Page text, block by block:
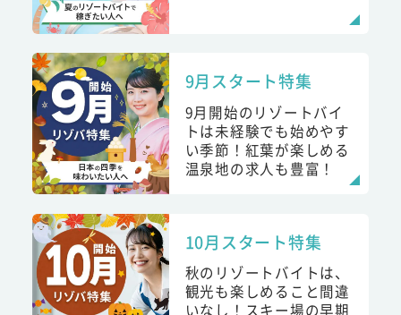
9月スタート特集
9月開始のリゾートバイ
トは未経験でも始めやす
い季節！紅葉が楽しめる
温泉地の求人も豊富！
10月スタート特集
秋のリゾートバイトは、
観光も楽しめること間違
いなし！スキー場の早期